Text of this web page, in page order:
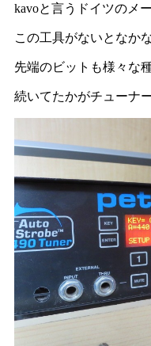
kavoと言うドイツのメ
この工具がないとなか
先端のビットも様々な
続いてたかがチューナ